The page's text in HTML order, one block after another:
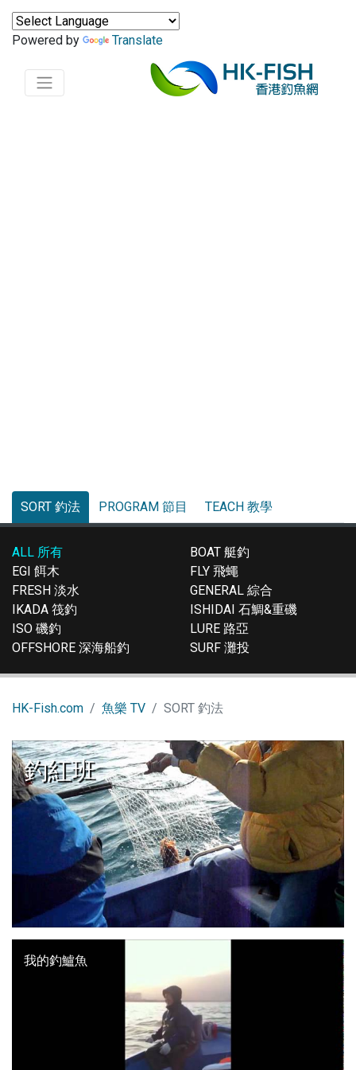
Powered by Translate
SORT 釣法 PROGRAM 節目 TEACH 教學
ALL 所有
BOAT 艇釣
EGI 餌木
FLY 飛蠅
FRESH 淡水
GENERAL 綜合
IKADA 筏釣
ISHIDAI 石鯛&重磯
ISO 磯釣
LURE 路亞
OFFSHORE 深海船釣
SURF 灘投
HK-Fish.com 魚樂 TV SORT 釣法
釣紅班
我的釣鱸魚